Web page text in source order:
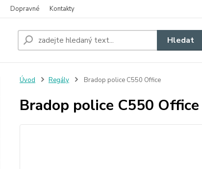
Dopravné Kontakty
Hledat
Úvod Regály Bradop police C550 Office
Bradop police C550 Office